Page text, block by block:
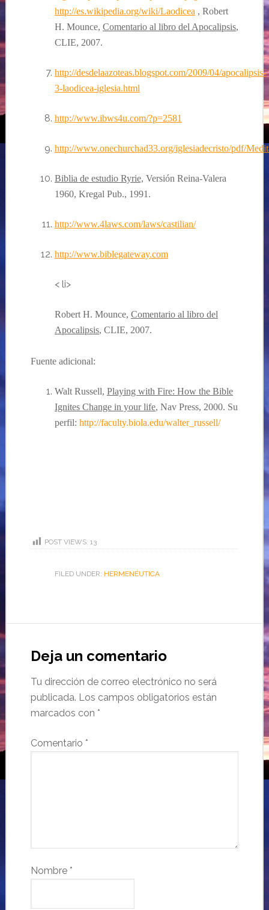
http://es.wikipedia.org/wiki/Laodicea , Robert
H. Mounce, Comentario al libro del Apocalipsis,
CLIE, 2007.
http://desdelaazoteas.blogspot.com/2009/04/apocalipsis-
3-laodicea-iglesia.html
http://www.ibws4u.com/?p=2581
http://www.onechurchad33.org/iglesiadecristo/pdf/
Biblia de estudio Ryrie, Versión Reina-Valera
1960, Kregal Pub., 1991.
http://www.4laws.com/laws/castilian/
http://www.biblegateway.com
< li>
Robert H. Mounce, Comentario al libro del
Apocalipsis, CLIE, 2007.
Fuente adicional:
Walt Russell, Playing with Fire: How the Bible
Ignites Change in your life, Nav Press, 2000. Su
perfil: http://faculty.biola.edu/walter_russell/
POST VIEWS: 13
FILED UNDER: HERMENÉUTICA
Deja un comentario
Tu dirección de correo electrónico no será
publicada. Los campos obligatorios están
marcados con *
Comentario *
Nombre *